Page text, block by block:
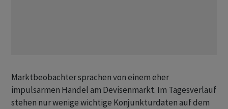
Marktbeobachter sprachen von einem eher
impulsarmen Handel am Devisenmarkt. Im Tagesverlauf
stehen nur wenige wichtige Konjunkturdaten auf dem